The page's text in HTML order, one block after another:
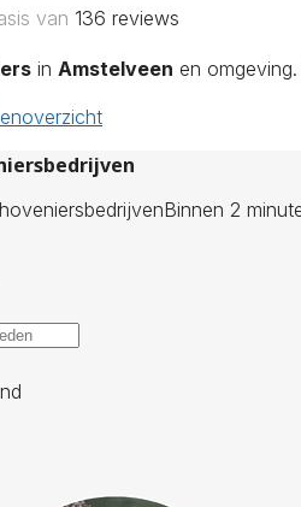
van 136 reviews
in Amstelveen en
Binnen 2